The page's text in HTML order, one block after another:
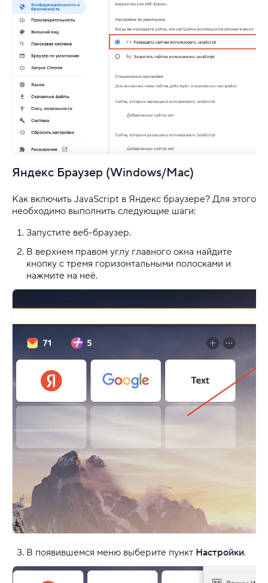
Яндекс Браузер (Windows/Mac)
Как включить JavaScript в Яндекс браузере? Для этого
необходимо выполнить следующие шаги:
Запустите веб-браузер.
В верхнем правом углу главного окна найдите
кнопку с тремя горизонтальными полосками и
нажмите на неё.
В появившемся меню выберите пункт Настройки.